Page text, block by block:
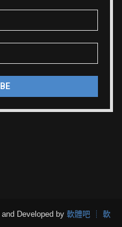
Developed by 軟體吧 ┊ 軟